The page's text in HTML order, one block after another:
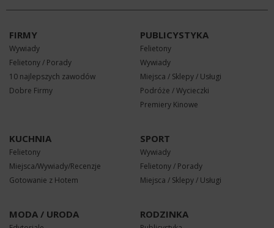
FIRMY
Wywiady
Felietony / Porady
10 najlepszych zawodów
Dobre Firmy
PUBLICYSTYKA
Felietony
Wywiady
Miejsca / Sklepy / Usługi
Podróże / Wycieczki
Premiery Kinowe
KUCHNIA
Felietony
Miejsca/Wywiady/Recenzje
Gotowanie z Hotem
SPORT
Wywiady
Felietony / Porady
Miejsca / Sklepy / Usługi
MODA / URODA RODZINKA